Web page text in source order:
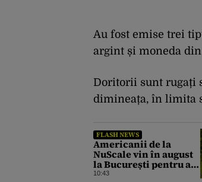
Au fost emise trei
argint și moneda
Doritorii sunt rugați
dimineața, în limita
FLASH NEWS
Americanii de la
NuScale vin în august
la București pentru a
debloca proiectul SMR
10:43